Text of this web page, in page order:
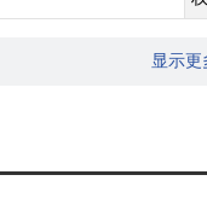
显示更